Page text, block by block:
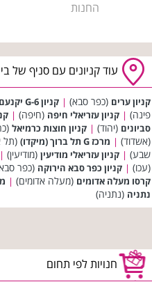
החנות
עוד קניונים עם סניף של בי
קניון ערים (כפר סבא) | קניון G-6 יקנעם
פינה) | קניון עזריאלי חיפה (חיפה) |
סביונים (יהוד) | קניון חוצות כרמיאל
(אשדוד) | מרכז G תל ברוך (מיקדו) (תל
שבע) | קניון עזריאלי מודיעין (מודיעין) |
(עכו) | קניון כפר סבא הירוקה (כפר
קרסו מעלה אדומים (מעלה אדומים) |
נתניה (נתניה)
חנויות לפי תחום